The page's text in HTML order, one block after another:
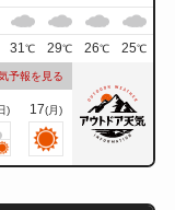
31℃ 29℃ 26℃ 25℃
予報を見る
) 17(月)